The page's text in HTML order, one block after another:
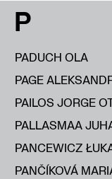
P
PADUCH OLA
PAGE
PAILOS JORGE
PALLASMAA
PANCEWICZ
PANČÍKOVÁ